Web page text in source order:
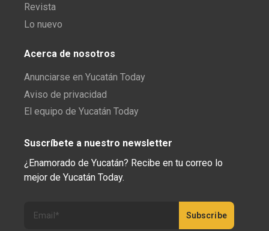
Revista
Lo nuevo
Acerca de nosotros
Anunciarse en Yucatán Today
Aviso de privacidad
El equipo de Yucatán Today
Suscríbete a nuestro newsletter
¿Enamorado de Yucatán? Recibe en tu correo lo
mejor de Yucatán Today.